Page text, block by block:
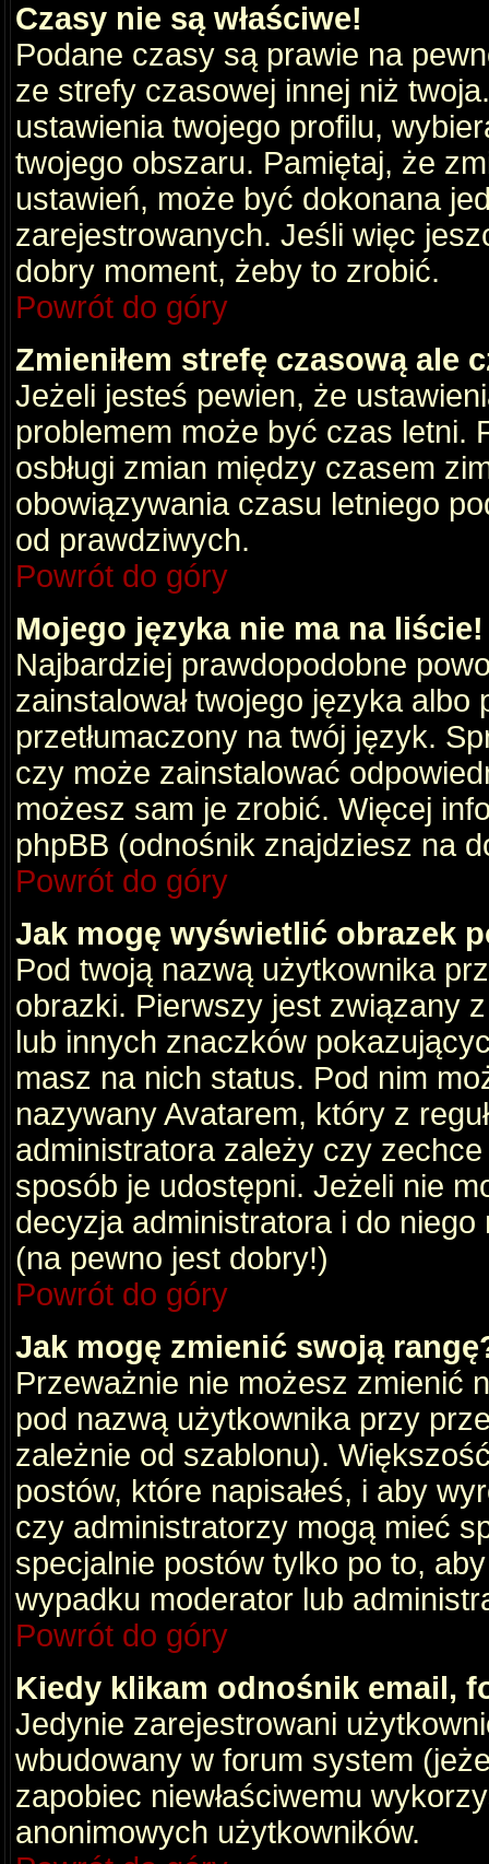
Czasy nie są właściwe!
Podane czasy są prawie na
ze strefy czasowej innej niż
ustawienia twojego profilu,
twojego obszaru. Pamiętaj, że
ustawień, może być dokonana
zarejestrowanych. Jeśli więc
dobry moment, żeby to zrobić.
Powrót do góry
Zmieniłem strefę czasową ale
Jeżeli jesteś pewien, że
problemem może być czas letni.
osbługi zmian między czasem
obowiązywania czasu letniego
od prawdziwych.
Powrót do góry
Mojego języka nie ma na liście!
Najbardziej prawdopodobne
zainstalował twojego języka albo
przetłumaczony na twój język.
czy może zainstalować
możesz sam je zrobić. Więcej
phpBB (odnośnik znajdziesz na
Powrót do góry
Jak mogę wyświetlić obrazek
Pod twoją nazwą użytkownika
obrazki. Pierwszy jest związany
lub innych znaczków
masz na nich status. Pod nim
nazywany Avatarem, który z
administratora zależy czy
sposób je udostępni. Jeżeli nie
decyzja administratora i do
(na pewno jest dobry!)
Powrót do góry
Jak mogę zmienić swoją
Przeważnie nie możesz zmienić
pod nazwą użytkownika przy
zależnie od szablonu).
postów, które napisałeś, i aby
czy administratorzy mogą mieć
specjalnie postów tylko po to,
wypadku moderator lub
Powrót do góry
Kiedy klikam odnośnik email,
Jedynie zarejestrowani
wbudowany w forum system
zapobiec niewłaściwemu
anonimowych użytkowników.